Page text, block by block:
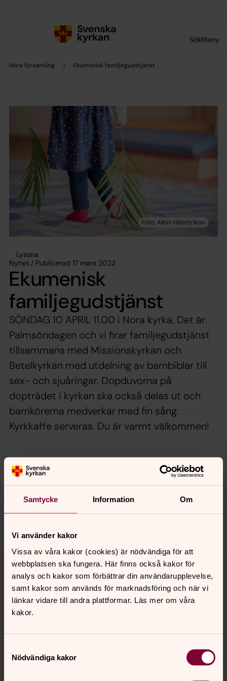
Samtycke Information Om
Vi använder kakor
Vissa av våra kakor (cookies) är nödvändiga för att
webbplatsen ska fungera. Här finns också kakor för
analys och kakor som förbättrar din användarupplevelse,
samt kakor som används för marknadsföring och när vi
länkar vidare till andra plattformar. Läs mer om våra
kakor.
Nödvändiga kakor
SökMeny
Nora församling Ekumenisk familjegudstjänst
Lyssna
Nyhet / Publicerad 17 mars 2022
Ekumenisk
familjegudstjänst
SÖNDAG 10 APRIL 11.00 i Nora kyrka. Det är
Palmsöndagen och vi firar familjegudstjänst
tillsammans med Missionskyrkan och
Betelkyrkan med utdelning av barnbiblar till
sex- och sjuåringar. Dopduvorna på
dopträdet i kyrkan ska också delas ut och
barnkörerna medverkar med fin sång.
Kyrkkaffe serveras. Du är varmt välkommen!
Synpunkter eller frågor på sidans
nora.tarnsjo.forsamling@svenskakyrkan.se
Tillbaka till toppen
Tillbaka till innehållet
Kontakt